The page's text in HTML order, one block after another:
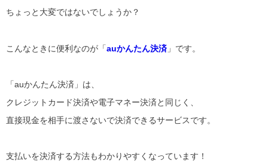
ちょっと大変ではないでしょうか？
こんなときに便利なのが「auかんたん決済 」です。
「auかんたん決済」は、
クレジットカード決済や電子マネー決済と同じく、
直接現金を相手に渡さないで決済できるサービスです。
支払いを決済する方法もわかりやすくなっています！